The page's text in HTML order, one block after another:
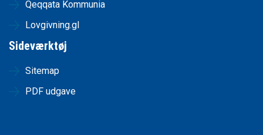
Qeqqata Kommunia
Lovgivning.gl
Sideværktøj
Sitemap
PDF udgave